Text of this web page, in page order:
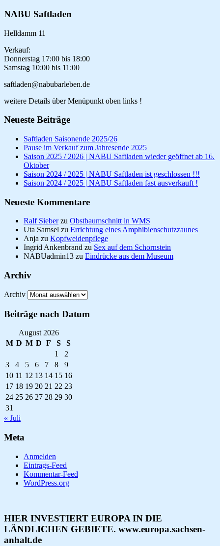
NABU Saftladen
Helldamm 11
Verkauf:
Donnerstag 17:00 bis 18:00
Samstag 10:00 bis 11:00
saftladen@nabubarleben.de
weitere Details über Menüpunkt oben links !
Neueste Beiträge
Saftladen Saisonende 2025/26
Pause im Verkauf zum Jahresende 2025
Saison 2025 / 2026 | NABU Saftladen wieder geöffnet ab 16.
Oktober
Saison 2024 / 2025 | NABU Saftladen ist geschlossen !!!
Saison 2024 / 2025 | NABU Saftladen fast ausverkauft !
Neueste Kommentare
Ralf Sieberzu Obstbaumschnitt in WMS
Uta Samsel zu Errichtung eines Amphibienschutzzaunes
Anja zu Kopfweidenpflege
Ingrid Ankenbrand zu Sex auf dem Schornstein
NABUadmin13 zu Eindrücke aus dem Museum
Archiv
Archiv
Beiträge nach Datum
August 2026
M D M D F S
S
1
2
3
4 5 6 7 8
9
10 11 12 13 14 15 16
17 18 19 20 21 22 23
24 25 26 27 28 29 30
31
« Juli
Meta
Anmelden
Eintrags-Feed
Kommentar-Feed
WordPress.org
HIER INVESTIERT EUROPA IN DIE
LÄNDLICHEN GEBIETE. www.europa.sachsen-
anhalt.de